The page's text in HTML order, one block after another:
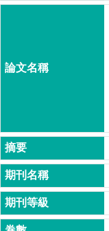
簡
成
班
碩
士
班
在